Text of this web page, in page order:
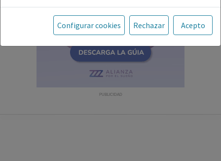
Toda la información incluida en la Página Web está
referida a productos del mercado español y, por
tanto, dirigida a profesionales sanitarios legalmente
facultados para prescribir o dispensar medicamentos
con ejercicio profesional. La información técnica de los
fármacos se facilita a título meramente informativo,
Configurar cookies Rechazar Acepto
PUBLICIDAD